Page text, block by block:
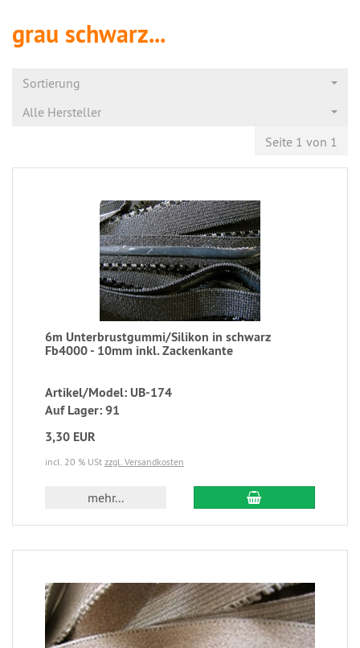
grau schwarz...
Sortierung
Alle Hersteller
Seite 1 von 1
6m Unterbrustgummi/Silikon in schwarz
Fb4000 - 10mm inkl. Zackenkante
Artikel/Model: UB-174
Auf Lager: 91
3,30 EUR
incl. 20 % USt zzgl. Versandkosten
mehr...